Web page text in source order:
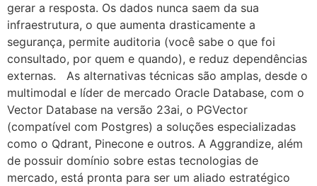
gerar a resposta. Os dados nunca saem da sua
infraestrutura, o que aumenta drasticamente a
segurança, permite auditoria (você sabe o que foi
consultado, por quem e quando), e reduz dependências
externas. As alternativas técnicas são amplas, desde o
multimodal e líder de mercado Oracle Database, com o
Vector Database na versão 23ai, o PGVector
(compatível com Postgres) a soluções especializadas
como o Qdrant, Pinecone e outros. A Aggrandize, além
de possuir domínio sobre estas tecnologias de
mercado, está pronta para ser um aliado estratégico